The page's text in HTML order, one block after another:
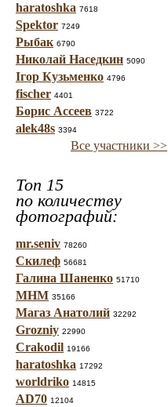
haratoshka 7618
Spektor 7249
Рыбак 6790
Николай Наседкин 5090
Ігор Кузьменко 4796
fischer 4401
Борис Ассеев 3722
alek48s 3394
Все участники >>
Топ 15
по количеству
фотографий:
mr.seniv 78260
Скилеф 56681
Галина Шаненко 51710
МНМ 35166
Магаз Анатолий 32292
Grozniy 22990
Crakodil 19166
haratoshka 17292
worldriko 14815
AD70 12104